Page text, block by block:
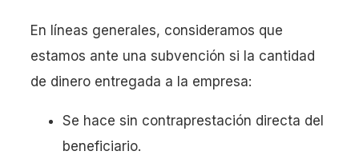
En líneas generales, consideramos que
estamos ante una subvención si la cantidad
de dinero entregada a la empresa:
Se hace sin contraprestación directa del
beneficiario.